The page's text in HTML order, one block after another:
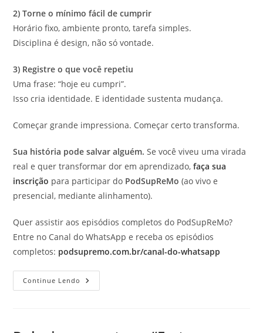
2) Torne o mínimo fácil de cumprir
Horário fixo, ambiente pronto, tarefa simples.
Disciplina é design, não só vontade.
3) Registre o que você repetiu
Uma frase: “hoje eu cumpri”.
Isso cria identidade. E identidade sustenta mudança.
Começar grande impressiona. Começar certo transforma.
Sua história pode salvar alguém. Se você viveu uma virada
real e quer transformar dor em aprendizado,faça sua
inscrição para participar do PodSupReMo (ao vivo e
presencial, mediante alinhamento).
Quer assistir aos episódios completos do PodSupReMo?
Entre no Canal do WhatsApp e receba os episódios
completos: podsupremo.com.br/canal-do-whatsapp
Continue Lendo Motivação
—